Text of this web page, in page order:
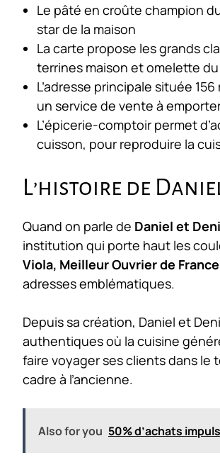
Le pâté en croûte champion
star de la maison
La carte propose les grands
terrines maison et omelette
L’adresse principale située
un service de vente à
L’épicerie-comptoir permet
cuisson, pour reproduire la
L’histoire de
Quand on parle de Daniel et
institution qui porte haut les
Viola, Meilleur Ouvrier de France
adresses emblématiques.
Depuis sa création, Daniel et
authentiques où la cuisine
faire voyager ses clients dans
cadre à l’ancienne.
Also for you 50% d’achats